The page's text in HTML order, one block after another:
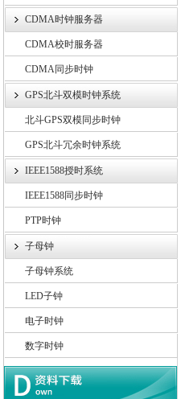
CDMA时钟服务器
CDMA校时服务器
CDMA同步时钟
GPS北斗双模时钟系统
北斗GPS双模同步时钟
GPS北斗冗余时钟系统
IEEE1588授时系统
IEEE1588同步时钟
PTP时钟
子母钟
子母钟系统
LED子钟
电子时钟
数字时钟